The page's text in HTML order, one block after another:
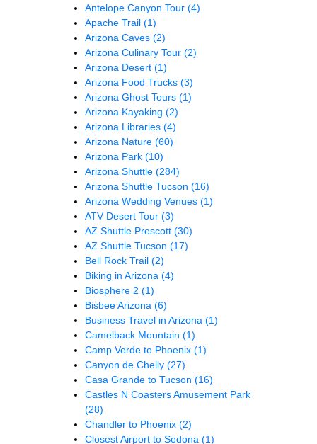
Antelope Canyon Tour (4)
Apache Trail (1)
Arizona Caves (2)
Arizona Culinary Tour (2)
Arizona Desert (1)
Arizona Food Trucks (3)
Arizona Ghost Tours (1)
Arizona Kayaking (2)
Arizona Libraries (4)
Arizona Nature (60)
Arizona Park (10)
Arizona Shuttle (284)
Arizona Shuttle Tucson (16)
Arizona Wedding Venues (1)
ATV Desert Tour (3)
AZ Shuttle Prescott (30)
AZ Shuttle Tucson (17)
Bell Rock Trail (2)
Biking in Arizona (4)
Biosphere 2 (1)
Bisbee Arizona (6)
Business Travel in Arizona (1)
Camelback Mountain (1)
Camp Verde to Phoenix (1)
Canyon de Chelly (27)
Casa Grande to Tucson (16)
Castles N Coasters Amusement Park
(28)
Chandler to Phoenix (2)
Closest Airport to Sedona (1)